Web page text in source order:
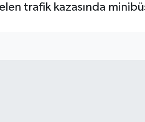
trafik kazasında